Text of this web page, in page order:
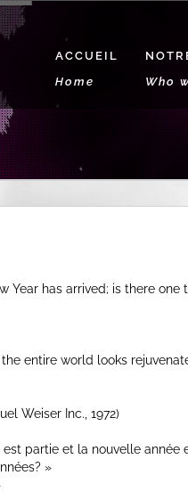
ACCUEIL
Home
Who
Year has arrived; is there
entire world looks
Weiser Inc., 1972)
est partie et la nouvelle
»